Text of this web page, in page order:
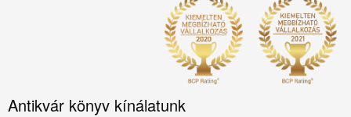
Antikvár könyv kínálatunk